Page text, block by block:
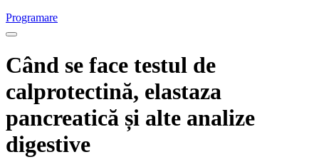
Programare
Când se face testul de
calprotectină, elastaza
pancreatică și alte analize
digestive